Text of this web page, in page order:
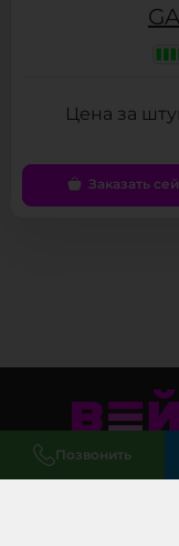
Заказать
Меню
Позвонить